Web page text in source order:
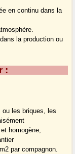
en continu dans la
la production ou
:
ou les briques, les
homogène,
par compagnon.